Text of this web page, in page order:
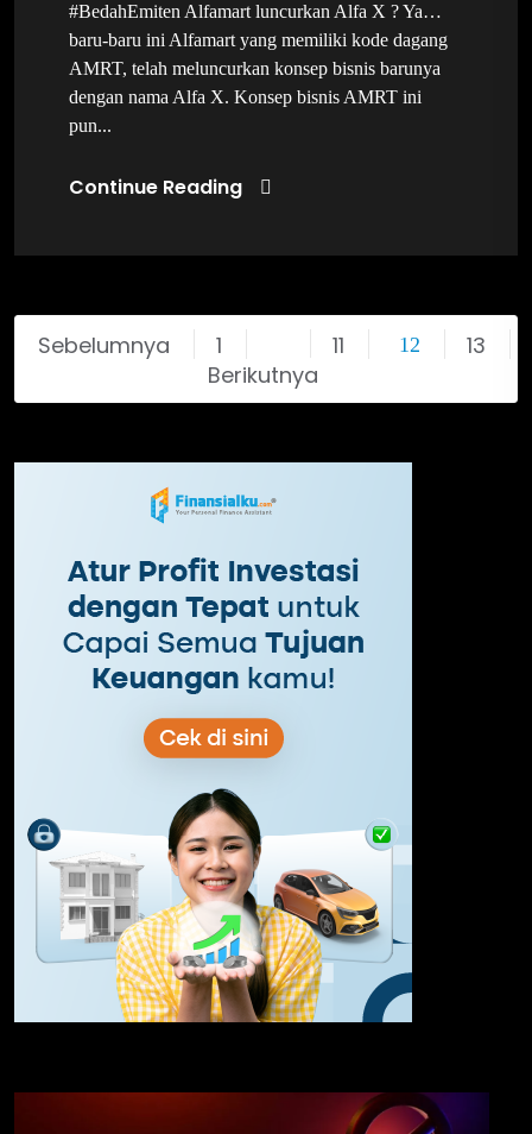
#BedahEmiten Alfamart luncurkan Alfa X ? Ya…
baru-baru ini Alfamart yang memiliki kode dagang
AMRT, telah meluncurkan konsep bisnis barunya
dengan nama Alfa X. Konsep bisnis AMRT ini
pun...
Continue Reading
Sebelumnya 1 11 12
13
Berikutnya